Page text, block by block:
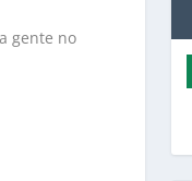
gente no